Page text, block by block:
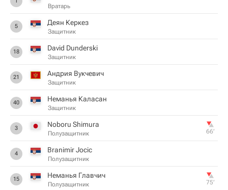
Вратарь
5 Деян Керкез
Защитник
18 David Dunderski
Защитник
21 Андрия Вукчевич
Защитник
40 Неманья Каласан
Защитник
3 Noboru Shimura
Полузащитник 66‎’‎
4 Branimir Jocic
Полузащитник
15 Неманья Главчич
Полузащитник 75‎’‎